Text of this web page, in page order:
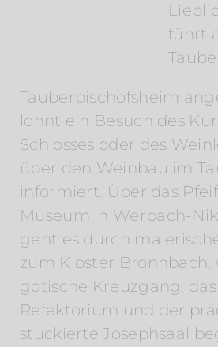
führt
Tauberbischofsheim
lohnt ein Besuch des
Schlosses oder des
über den Weinbau im
informiert. Über das
Museum in Werbach-
geht es durch
zum Kloster Bronnbach,
gotische Kreuzgang,
Refektorium und der
stuckierte Josephsaal